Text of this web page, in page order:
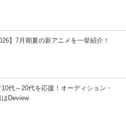
】7月期夏の新アニメを一挙紹介！
代～20代を応援！オーディション・
Deview